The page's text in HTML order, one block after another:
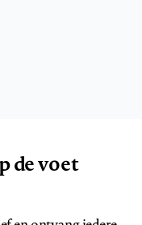
de voet